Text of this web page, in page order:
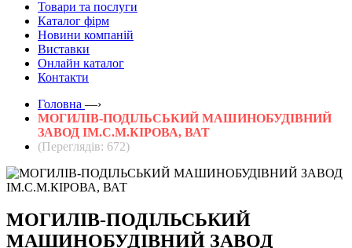
Товари та послуги
Каталог фірм
Новини компаній
Виставки
Онлайн каталог
Контакти
Головна —›
МОГИЛІВ-ПОДІЛЬСЬКИЙ МАШИНОБУДІВНИЙ
ЗАВОД ІМ.С.М.КІРОВА, ВАТ
(Переглядів: 672)
МОГИЛІВ-ПОДІЛЬСЬКИЙ
МАШИНОБУДІВНИЙ ЗАВОД